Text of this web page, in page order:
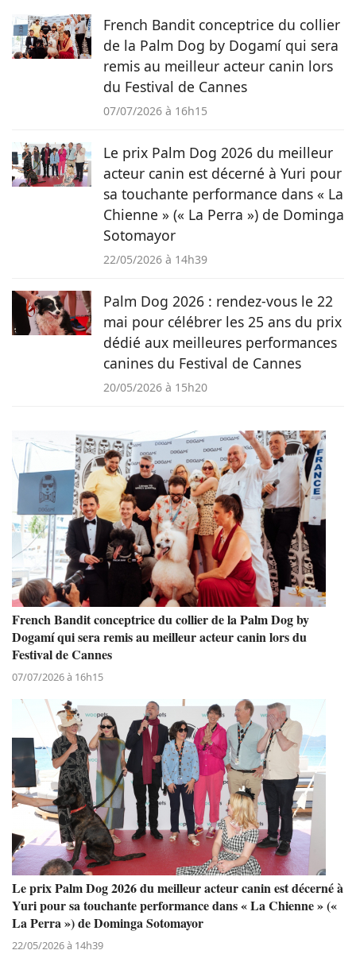
australien, des poules et même des pigeons voyageurs !
French Bandit conceptrice du collier
de la Palm Dog by Dogamí qui sera
remis au meilleur acteur canin lors
du Festival de Cannes
07/07/2026 à 16h15
Le prix Palm Dog 2026 du meilleur
acteur canin est décerné à Yuri pour
sa touchante performance dans « La
Chienne » (« La Perra ») de Dominga
Sotomayor
22/05/2026 à 14h39
Palm Dog 2026 : rendez-vous le 22
mai pour célébrer les 25 ans du prix
dédié aux meilleures performances
canines du Festival de Cannes
20/05/2026 à 15h20
French Bandit conceptrice du collier de la Palm Dog by
Dogamí qui sera remis au meilleur acteur canin lors du
Festival de Cannes
07/07/2026 à 16h15
Le prix Palm Dog 2026 du meilleur acteur canin est décerné à
Yuri pour sa touchante performance dans « La Chienne » («
La Perra ») de Dominga Sotomayor
22/05/2026 à 14h39